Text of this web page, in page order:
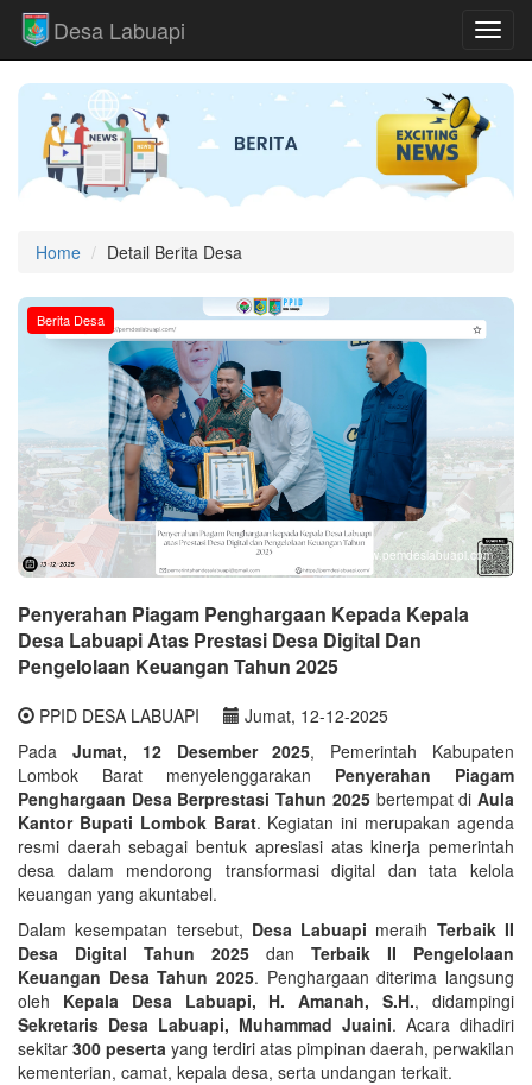
Desa Labuapi
Home Detail Berita Desa
www.pemdeslabuapi.com
Berita Desa
Penyerahan Piagam Penghargaan Kepada Kepala
Desa Labuapi Atas Prestasi Desa Digital Dan
Pengelolaan Keuangan Tahun 2025
PPID DESA LABUAPI
Jumat, 12-12-2025
Pada Jumat, 12 Desember 2025, Pemerintah Kabupaten
Lombok Barat menyelenggarakan Penyerahan Piagam
Penghargaan Desa Berprestasi Tahun 2025bertempat diAula
Kantor Bupati Lombok Barat. Kegiatan ini merupakan agenda
resmi daerah sebagai bentuk apresiasi atas kinerja pemerintah
desa dalam mendorong transformasi digital dan tata kelola
keuangan yang akuntabel.
Dalam kesempatan tersebut, Desa Labuapi meraih Terbaik II
Desa Digital Tahun 2025 dan Terbaik II Pengelolaan
Keuangan Desa Tahun 2025. Penghargaan diterima langsung
oleh Kepala Desa Labuapi, H. Amanah, S.H., didampingi
Sekretaris Desa Labuapi, Muhammad Juaini. Acara dihadiri
sekitar 300 peserta yang terdiri atas pimpinan daerah, perwakilan
kementerian, camat, kepala desa, serta undangan terkait.